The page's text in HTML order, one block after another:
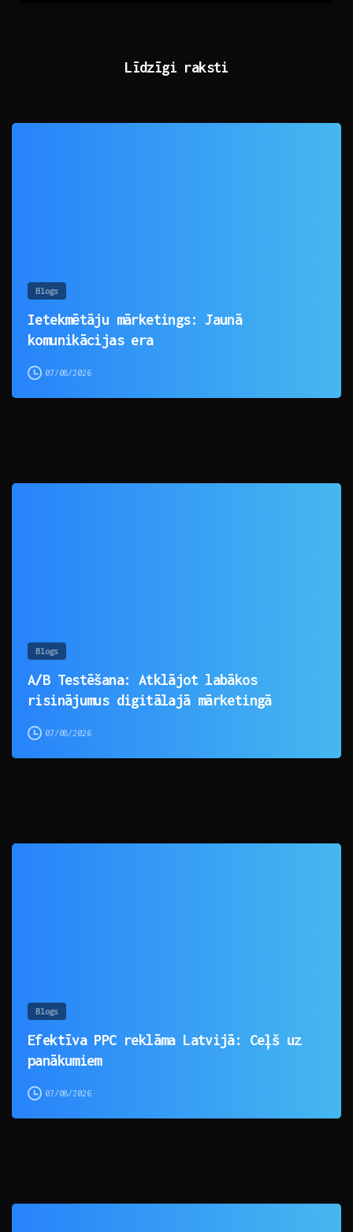
Līdzīgi raksti
Blogs
Ietekmētāju mārketings: Jaunā
komunikācijas era
07/08/2026
Blogs
A/B Testēšana: Atklājot labākos
risinājumus digitālajā mārketingā
07/08/2026
Blogs
Efektīva PPC reklāma Latvijā: Ceļš uz
panākumiem
07/08/2026